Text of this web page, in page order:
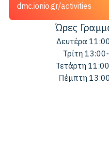
dmc.ionio.gr/activities
Ώρες
Δευτέρα
Τρίτη
Τετάρτη
Πέμπτη